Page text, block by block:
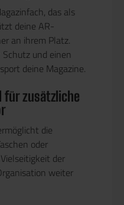
das als
deine AR-
an ihrem Platz.
und einen
deine Magazine.
für zusätzliche
die
oder
der
weiter